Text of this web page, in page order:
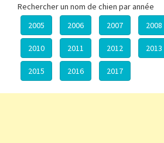
Rechercher un nom de chien par année
2005
2006 2007 2008
2010 2011 2012 2013
2015 2016 2017